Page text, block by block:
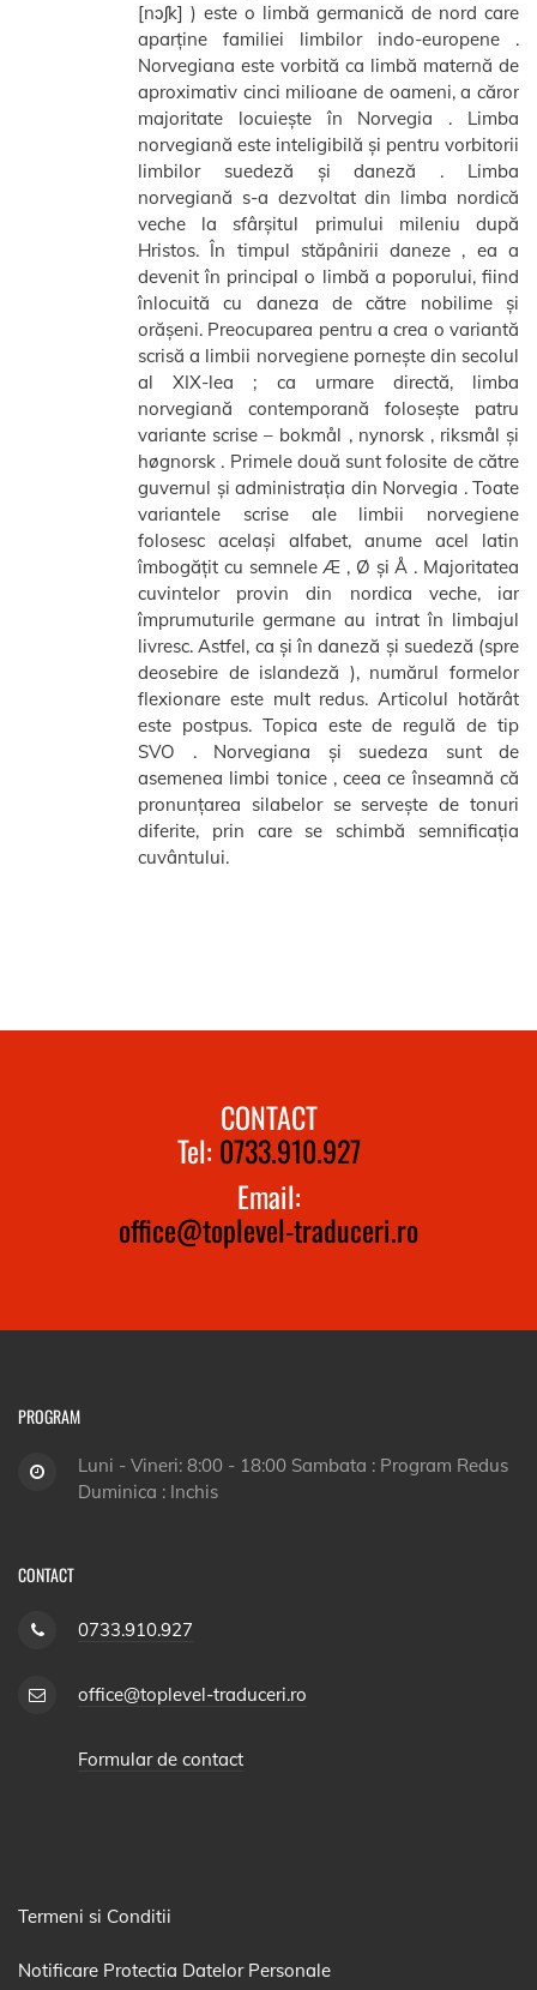
[nɔʃk] ) este o limbă germanică de nord care
aparține familiei limbilor indo-europene .
Norvegiana este vorbită ca limbă maternă de
aproximativ cinci milioane de oameni, a căror
majoritate locuiește în Norvegia . Limba
norvegiană este inteligibilă și pentru vorbitorii
limbilor suedeză și daneză . Limba
norvegiană s-a dezvoltat din limba nordică
veche la sfârșitul primului mileniu după
Hristos. În timpul stăpânirii daneze , ea a
devenit în principal o limbă a poporului, fiind
înlocuită cu daneza de către nobilime și
orășeni. Preocuparea pentru a crea o variantă
scrisă a limbii norvegiene pornește din secolul
al XIX-lea ; ca urmare directă, limba
norvegiană contemporană folosește patru
variante scrise – bokmål , nynorsk , riksmål și
høgnorsk . Primele două sunt folosite de către
guvernul și administrația din Norvegia . Toate
variantele scrise ale limbii norvegiene
folosesc același alfabet, anume acel latin
îmbogățit cu semnele Æ , Ø și Å . Majoritatea
cuvintelor provin din nordica veche, iar
împrumuturile germane au intrat în limbajul
livresc. Astfel, ca și în daneză și suedeză (spre
deosebire de islandeză ), numărul formelor
flexionare este mult redus. Articolul hotărât
este postpus. Topica este de regulă de tip
SVO . Norvegiana și suedeza sunt de
asemenea limbi tonice , ceea ce înseamnă că
pronunțarea silabelor se servește de tonuri
diferite, prin care se schimbă semnificația
cuvântului.
CONTACT
Tel: 0733.910.927
Email:
office@toplevel-traduceri.ro
PROGRAM
Luni - Vineri: 8:00 - 18:00 Sambata : Program Redus
Duminica : Inchis
CONTACT
0733.910.927
office@toplevel-traduceri.ro
Formular de contact
Termeni si Conditii
Notificare Protectia Datelor Personale